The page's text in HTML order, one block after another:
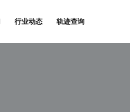
行业动态 轨迹查询